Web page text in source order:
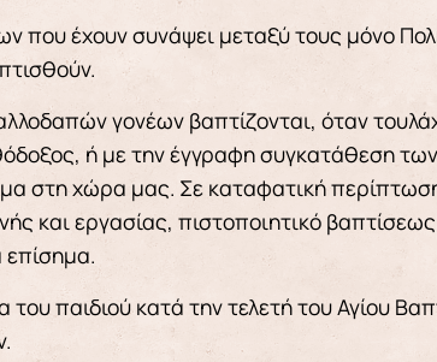
που έχουν συνάψει μεταξύ τους μόνο
γονέων βαπτίζονται, όταν
ή με την έγγραφη συγκατάθεση
στη χώρα μας. Σε καταφατική
και εργασίας, πιστοποιητικό
του παιδιού κατά την τελετή του Αγίου